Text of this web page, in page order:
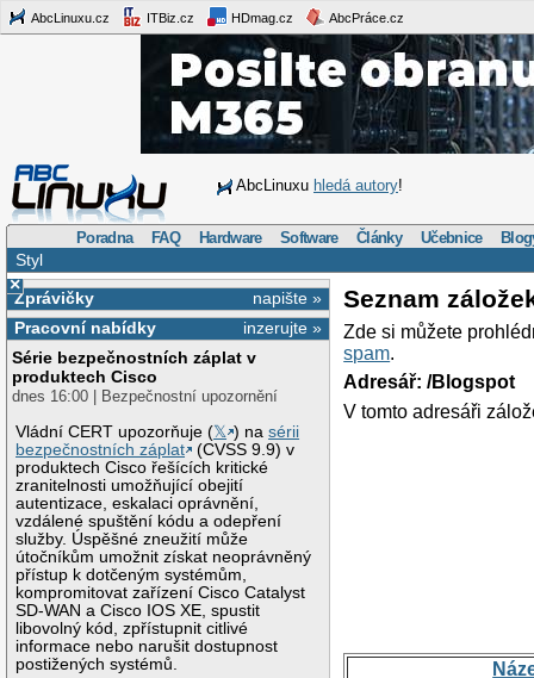
AbcLinuxu.cz ITBiz.cz HDmag.cz AbcPráce.cz
AbcLinuxu hledá autory!
Poradna FAQ Hardware Software Články Učebnice
Styl
×
napište »
Zprávičky
inzerujte »
Pracovní nabídky
Série bezpečnostních záplat v
produktech Cisco
dnes 16:00 | Bezpečnostní upozornění
Vládní CERT upozorňuje (𝕏 ) nasérii
bezpečnostních záplat
(CVSS 9.9) v
produktech Cisco řešících kritické
zranitelnosti umožňující obejití
autentizace, eskalaci oprávnění,
vzdálené spuštění kódu a odepření
služby. Úspěšné zneužití může
útočníkům umožnit získat neoprávněný
přístup k dotčeným systémům,
kompromitovat zařízení Cisco Catalyst
SD-WAN a Cisco IOS XE, spustit
libovolný kód, zpřístupnit citlivé
informace nebo narušit dostupnost
postižených systémů.
Seznam
Zde si můžete
spam.
Adresář: /Blogspot
V tomto adresáři